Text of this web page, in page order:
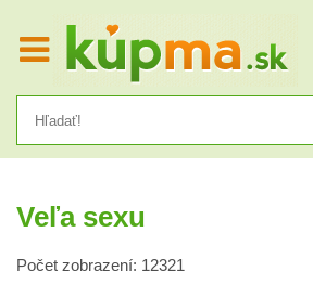
Veľa sexu
Počet zobrazení: 12321